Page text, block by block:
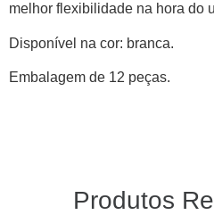
melhor flexibilidade na hora do
Disponível na cor: branca.
Embalagem de 12 peças.
Produtos